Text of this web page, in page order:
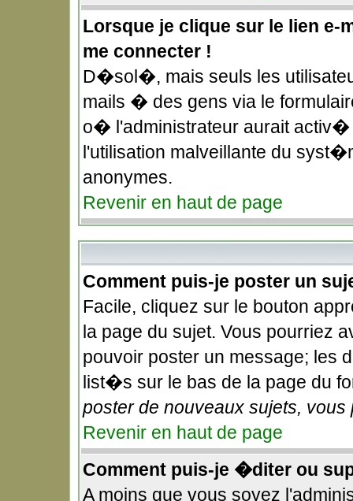
Lorsque je clique sur le lien e-
me connecter !
D�sol�, mais seuls les
mails � des gens via le
o� l'administrateur aurait
l'utilisation malveillante du
anonymes.
Revenir en haut de page
Comment puis-je poster un
Facile, cliquez sur le bouton
la page du sujet. Vous pourriez
pouvoir poster un message; les
list�s sur le bas de la page du
poster de nouveaux sujets, vous
Revenir en haut de page
Comment puis-je �diter ou
A moins que vous soyez